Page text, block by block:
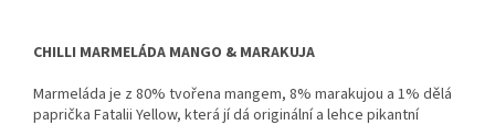
CHILLI MARMELÁDA MANGO & MARAKUJA
Marmeláda je z 80% tvořena mangem, 8% marakujou a 1% dělá
paprička Fatalii Yellow, která jí dá originální a lehce pikantní